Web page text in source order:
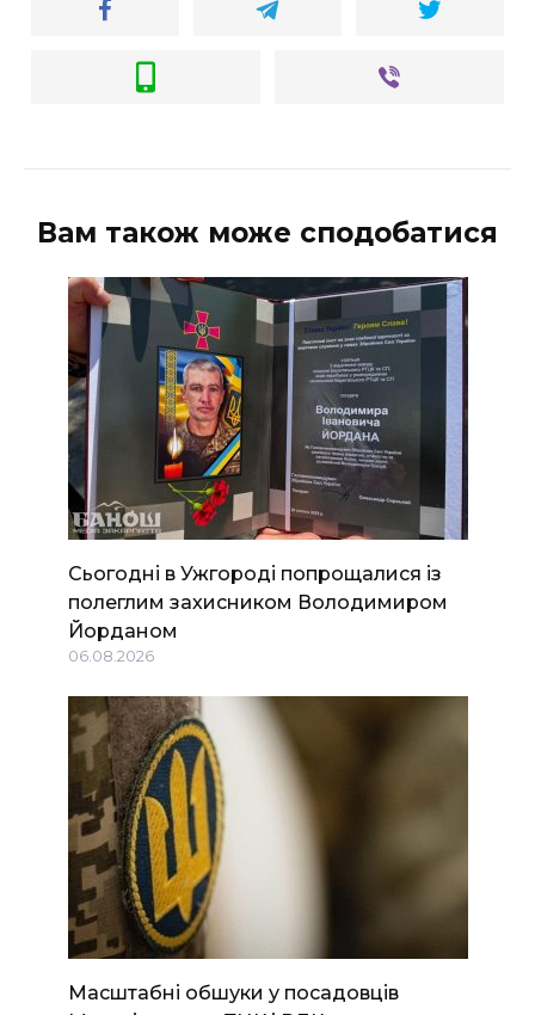
Вам також може сподобатися
Сьогодні в Ужгороді попрощалися із
полеглим захисником Володимиром
Йорданом
06.08.2026
Масштабні обшуки у посадовців